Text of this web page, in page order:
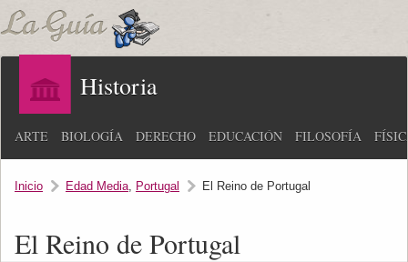
Historia
ARTE BIOLOGÍA DERECHO EDUCACIÓN FILOSOFÍA
Inicio Edad Media, Portugal El Reino de Portugal
El Reino de Portugal